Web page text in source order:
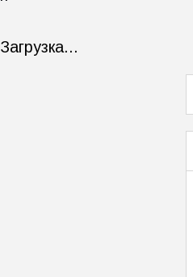
Загрузка...